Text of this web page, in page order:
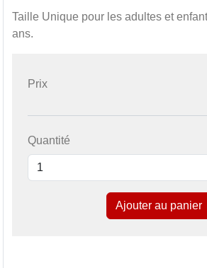
Taille Unique pour les adultes et
ans.
Prix
Quantité
Ajouter au panier